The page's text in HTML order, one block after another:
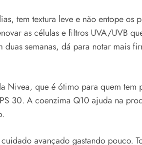
tem textura leve e não entope os
as células e filtros UVA/UVB
semanas, dá para notar mais
Nivea, que é ótimo para quem tem
30. A coenzima Q10 ajuda na
avançado gastando pouco.